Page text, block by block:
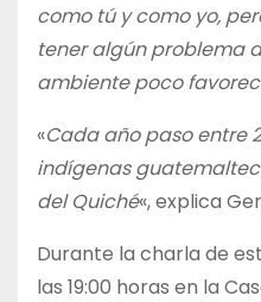
como tú y como yo,
tener algún problema
ambiente poco
«Cada año paso entre
indígenas
del Quiché«, explica
Durante la charla de
las 19:00 horas en la